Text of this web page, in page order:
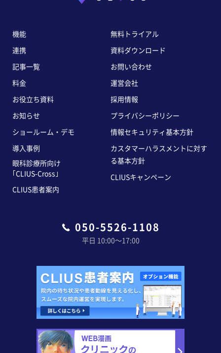
050-5526-1108
平日 10:00〜17:00
機能
連携
記事一覧
料金
お役立ち資料
お知らせ
ショールーム・デモ
導入事例
眼科診療所向け
｢CLIUS-Cross｣
CLIUS患者案内
無料トライアル
資料ダウンロード
お問い合わせ
運営会社
採用情報
プライバシーポリシー
情報セキュリティ基本方針
カスタマーハラスメントに対す
る基本方針
CLIUSキャンペーン